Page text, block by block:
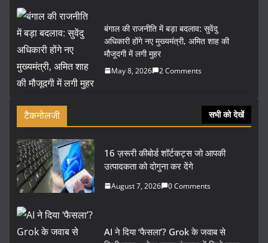
बंगाल की राजनीति में बड़ा बदलाव: सुवेंदु
अधिकारी होंगे नए मुख्यमंत्री, अमित शाह की
मौजूदगी में लगी मुहर
May 8, 2026 2 Comments
टैकनोलजी सभी को देखें
16 ज़रूरी कीबोर्ड शॉर्टकट्स जो आपकी
उत्पादकता को दोगुना कर देंगे
August 7, 2026 0 Comments
AI ने दिया ‘फैसला’? Grok के जवाब से